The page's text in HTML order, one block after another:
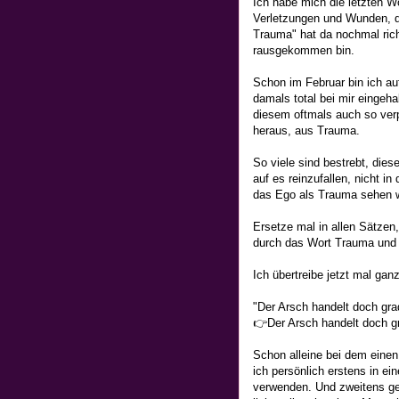
Verletzungen und Wunden,
Trauma" hat da nochmal
rausgekommen bin.
Schon im Februar bin ich
damals total bei mir
diesem oftmals auch so
heraus, aus Trauma.
So viele sind bestrebt,
auf es reinzufallen, nicht in
das Ego als Trauma sehen
Ersetze mal in allen
durch das Wort Trauma
Ich übertreibe jetzt mal
"Der Arsch handelt doch
👉Der Arsch handelt doch
Schon alleine bei dem
ich persönlich erstens in
verwenden. Und zweitens